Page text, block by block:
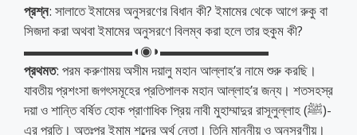
প্রশ্ন: সালাতে ইমামের অনুসরণের বিধান কী? ইমামের থেকে আগে রুকু বা
সিজদা করা অথবা ইমামের অনুসরণে বিলম্ব করা হলে তার হুকুম কী?
▬▬▬▬▬▬▬▬◖◉◗▬▬▬▬▬▬▬▬
প্রথমত: পরম করুণাময় অসীম দয়ালু মহান আল্লাহ’র নামে শুরু করছি।
যাবতীয় প্রশংসা জগৎসমূহের প্রতিপালক মহান আল্লাহ’র জন্য। শতসহস্র
দয়া ও শান্তি বর্ষিত হোক প্রাণাধিক প্রিয় নাবী মুহাম্মাদুর রাসূলুল্লাহ (ﷺ)-
এর প্রতি। অতঃপর ইমাম শব্দের অর্থ নেতা। তিনি মাননীয় ও অনুসরণীয়।